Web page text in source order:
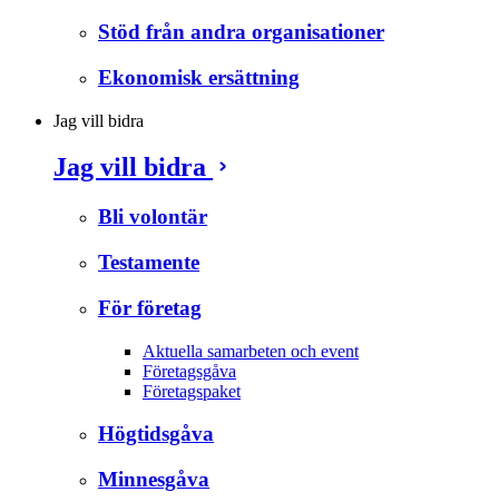
Stöd från andra organisationer
Ekonomisk ersättning
Jag vill bidra
Jag vill bidra
Bli volontär
Testamente
För företag
Aktuella samarbeten och event
Företagsgåva
Företagspaket
Högtidsgåva
Minnesgåva